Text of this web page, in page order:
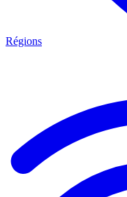
Régions